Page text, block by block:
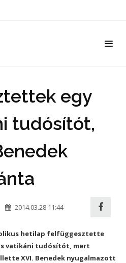
egy
tudósítót,
2014.03.28 11:44
hetilap felfüggesztette
vatikáni tudósítót, mert
XVI. Benedek nyugalmazott